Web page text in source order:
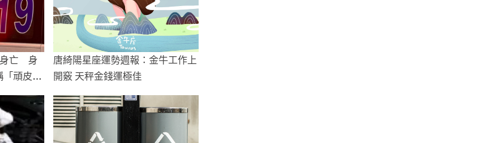
身亡 身
頑皮跌
唐綺陽星座運勢週報：金牛工作上
開竅 天秤金錢運極佳